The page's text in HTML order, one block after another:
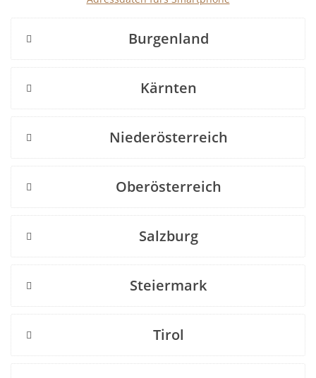
Burgenland
Kärnten
Niederösterreich
Oberösterreich
Salzburg
Steiermark
Tirol